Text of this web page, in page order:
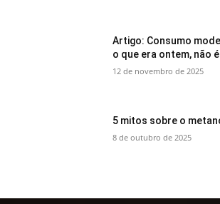
Artigo: Consumo
o que era ontem, não
12 de novembro de 2025
5 mitos sobre o
8 de outubro de 2025